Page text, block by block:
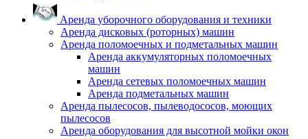
Аренда уборочного оборудования и техники
Аренда дисковых (роторных) машин
Аренда поломоечных и подметальных машин
Аренда аккумуляторных поломоечных
машин
Аренда сетевых поломоечных машин
Аренда подметальных машин
Аренда пылесосов, пылеводососов, моющих
пылесосов
Аренда оборудования для высотной мойки окон